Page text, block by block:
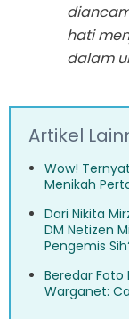
hati
dalam
Artikel
Wow!
Menikah
Dari Nikita
DM Netizen
Pengemis
Beredar Foto
Warganet: